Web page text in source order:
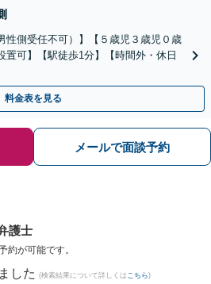
性側受任不可）】【５歳児３歳児０歳
置可】【駅徒歩1分】【時間外・休日
料金表を見る
メールで面談予約
護士
約が可能です。
した (検索結果について詳しくは こちら)